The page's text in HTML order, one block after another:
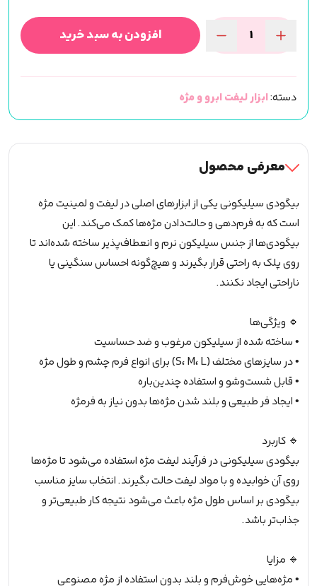
بیگودی
لمینیت
مژه
(شیار
دار)
عدد
افزودن به سبد خرید
دسته:ابزار لیفت ابرو و مژه
معرفی محصول
بیگودی سیلیکونی یکی از ابزارهای اصلی در لیفت و لمینیت مژه
است که به فرم‌دهی و حالت‌دادن مژه‌ها کمک می‌کند. این
بیگودی‌ها از جنس سیلیکون نرم و انعطاف‌پذیر ساخته شده‌اند تا
روی پلک به راحتی قرار بگیرند و هیچ‌گونه احساس سنگینی یا
ناراحتی ایجاد نکنند.
🔹 ویژگی‌ها
• ساخته شده از سیلیکون مرغوب و ضد حساسیت
• در سایزهای مختلف (S، M، L) برای انواع فرم چشم و طول مژه
• قابل شست‌وشو و استفاده چندین‌باره
• ایجاد فر طبیعی و بلند شدن مژه‌ها بدون نیاز به فرمژه
🔹 کاربرد
بیگودی سیلیکونی در فرآیند لیفت مژه استفاده می‌شود تا مژه‌ها
روی آن خوابیده و با مواد لیفت حالت بگیرند. انتخاب سایز مناسب
بیگودی بر اساس طول مژه باعث می‌شود نتیجه کار طبیعی‌تر و
جذاب‌تر باشد.
🔹 مزایا
• مژه‌هایی خوش‌فرم و بلند بدون استفاده از مژه مصنوعی